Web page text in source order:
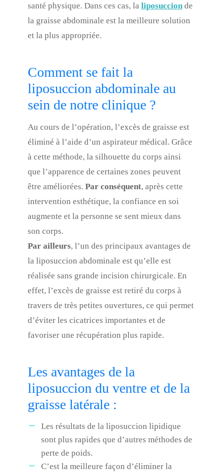
santé physique. Dans ces cas, la liposuccion de
la graisse abdominale est la meilleure solution
et la plus appropriée.
Comment se fait la
liposuccion abdominale au
sein de notre clinique ?
Au cours de l’opération, l’excès de graisse est
éliminé à l’aide d’un aspirateur médical. Grâce
à cette méthode, la silhouette du corps ainsi
que l’apparence de certaines zones peuvent
être améliorées. Par conséquent, après cette
intervention esthétique, la confiance en soi
augmente et la personne se sent mieux dans
son corps.
Par ailleurs, l’un des principaux avantages de
la liposuccion abdominale est qu’elle est
réalisée sans grande incision chirurgicale. En
effet, l’excès de graisse est retiré du corps à
travers de très petites ouvertures, ce qui permet
d’éviter les cicatrices importantes et de
favoriser une récupération plus rapide.
Les avantages de la
liposuccion du ventre et de la
graisse latérale :
Les résultats de la liposuccion lipidique
sont plus rapides que d’autres méthodes de
perte de poids.
C’est la meilleure façon d’éliminer la